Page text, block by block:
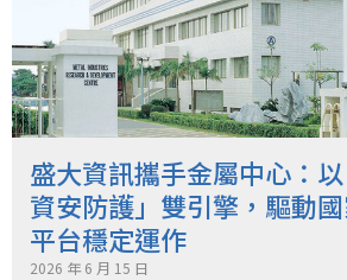
盛大資訊攜手金屬中心：
資安防護」雙引擎，驅動
平台穩定運作
2026 年 6 月 15 日